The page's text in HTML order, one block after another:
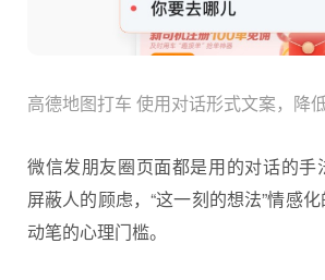
高德地图打车 使用对话形式文案，降
微信发朋友圈页面都是用的对话的手
屏蔽人的顾虑，“这一刻的想法”情感
动笔的心理门槛。